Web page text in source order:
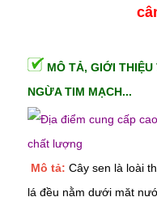
MÔ TẢ, GIỚI THIỆU
NGỪA TIM MẠCH...
Mô tả: Cây sen là loài
lá đều nằm dưới mặt